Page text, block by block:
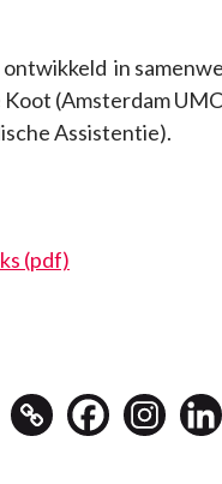
ontwikkeld in
(Amsterdam
Assistentie).
(pdf)